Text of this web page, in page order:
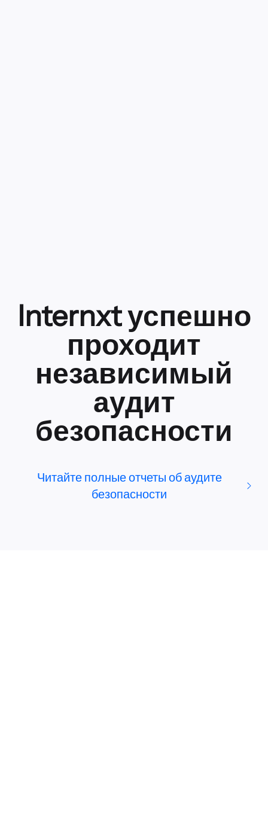
Internxt успешно
проходит
независимый
аудит
безопасности
Читайте полные отчеты об аудите
безопасности